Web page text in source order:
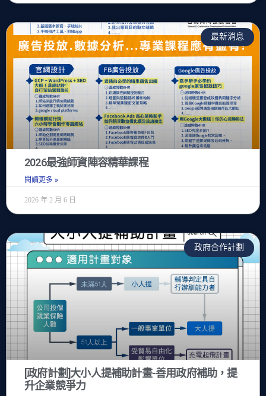
最新消息
2026最強師資陣容精華課程
閱讀更多 »
2026 年 2 月 6 日
政府合作計劃
[政府計劃]大小人提補助計畫-善用政府補助，提
升企業競爭力